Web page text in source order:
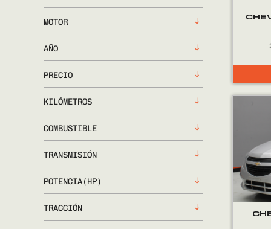
MOTOR
AÑO
PRECIO
KILÓMETROS
COMBUSTIBLE
TRANSMISIÓN
POTENCIA(HP)
TRACCIÓN